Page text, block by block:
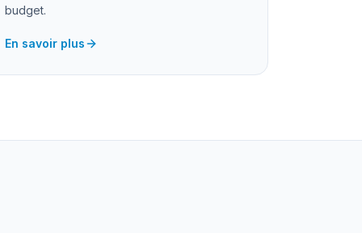
budget.
En savoir plus